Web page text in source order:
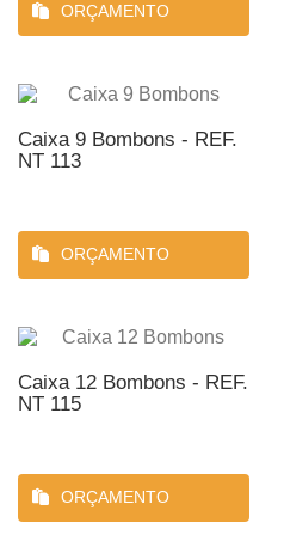
ORÇAMENTO
Caixa 9 Bombons - REF.
NT 113
ORÇAMENTO
Caixa 12 Bombons - REF.
NT 115
ORÇAMENTO